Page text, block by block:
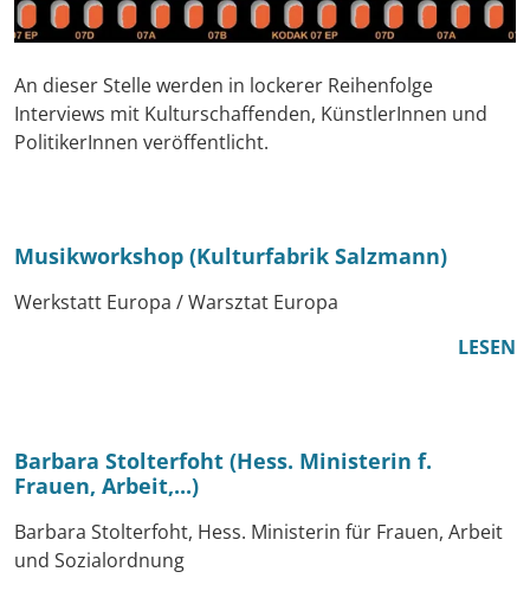
An dieser Stelle werden in lockerer Reihenfolge
Interviews mit Kulturschaffenden, KünstlerInnen und
PolitikerInnen veröffentlicht.
Musikworkshop (Kulturfabrik Salzmann)
Werkstatt Europa / Warsztat Europa
LESEN
Barbara Stolterfoht (Hess. Ministerin f.
Frauen, Arbeit,...)
Barbara Stolterfoht, Hess. Ministerin für Frauen, Arbeit
und Sozialordnung